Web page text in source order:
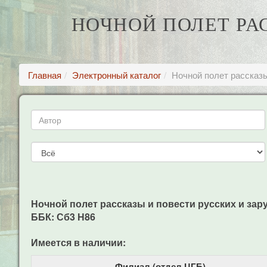
НОЧНОЙ ПОЛЕТ
Главная Электронный каталог Ночной полет
Ночной полет рассказы и повести русских и
ББК: Сб3 Н86
Имеется в наличии: